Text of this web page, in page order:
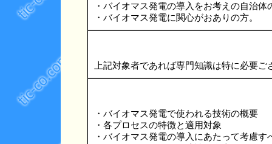
・バイオマス発電の導入をお考えの自治体
・バイオマス発電に関心がおありの方。
上記対象者であれば専門知識は特に必要ご
・バイオマス発電で使われる技術の概要
・各プロセスの特徴と適用対象
・バイオマス発電の導入にあたって考慮す